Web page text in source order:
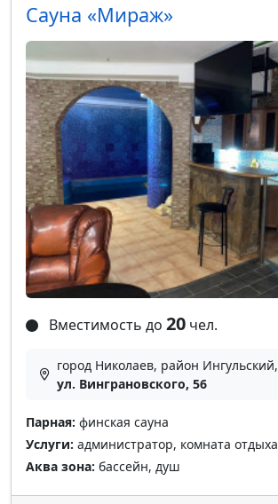
Сауна «Мираж»
Вместимость до 20 чел.
город Николаев, район Ингульский,
ул. Винграновского, 56
Парная: финская сауна
Услуги: администратор, комната отдыха
Аква зона: бассейн, душ